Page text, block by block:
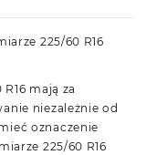
225/60 R16
mają za
niezależnie od
oznaczenie
225/60 R16